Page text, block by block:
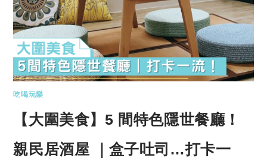
吃喝玩樂
【大圍美食】5 間特色隱世餐廳！
親民居酒屋 ｜盒子吐司…打卡一